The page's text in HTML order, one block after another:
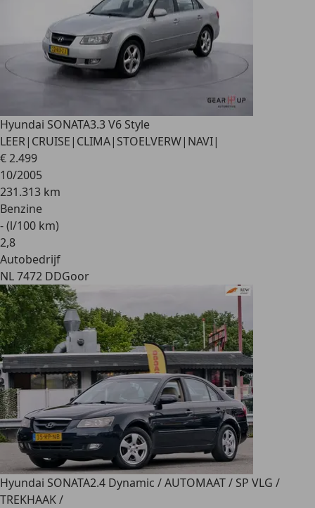
Hyundai SONATA3.3 V6 Style
LEER|CRUISE|CLIMA|STOELVERW|NAVI|
€ 2.499
10/2005
231.313 km
Benzine
- (l/100 km)
2,8
Autobedrijf
NL 7472 DDGoor
Hyundai SONATA2.4 Dynamic / AUTOMAAT / SP VLG /
TREKHAAK /